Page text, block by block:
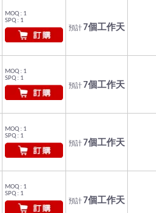
MOQ : 1
SPQ : 1
預計 7個工作天
MOQ : 1
SPQ : 1
預計 7個工作天
MOQ : 1
SPQ : 1
預計 7個工作天
MOQ : 1
SPQ : 1
預計 7個工作天